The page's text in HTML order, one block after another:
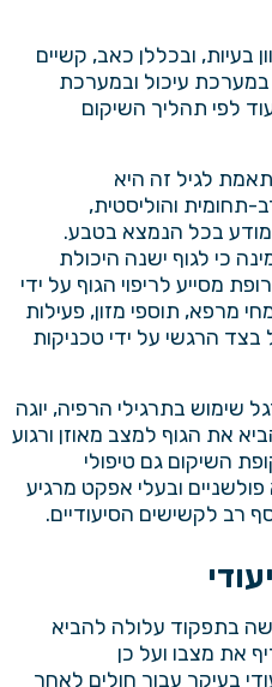
בעיות, ובכללן כאב, קשיים
עיכול ובמערכת
לפי תהליך השיקום
לגיל זה היא
תחומית והוליסטית,
בכל הנמצא בטבע.
כי לגוף ישנה היכולת
מסייע לריפוי הגוף על ידי
מרפא, תוספי מזון, פעילות
בצד הרגשי על ידי טכניקות
בתרגילי הרפיה, יוגה
את הגוף למצב מאוזן ורגוע
השיקום גם טיפולי
ובעלי אפקט מרגיע
רב לקשישים הסיעודיים.
בתפקוד עלולה להביא
את מצבו ועל כן
בעיקר עבור חולים לאחר